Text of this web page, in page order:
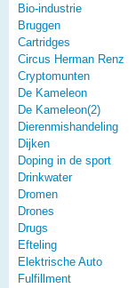
Bio-industrie
Bruggen
Cartridges
Circus Herman Renz
Cryptomunten
De Kameleon
De Kameleon(2)
Dierenmishandeling
Dijken
Doping in de sport
Drinkwater
Dromen
Drones
Drugs
Efteling
Elektrische Auto
Fulfillment